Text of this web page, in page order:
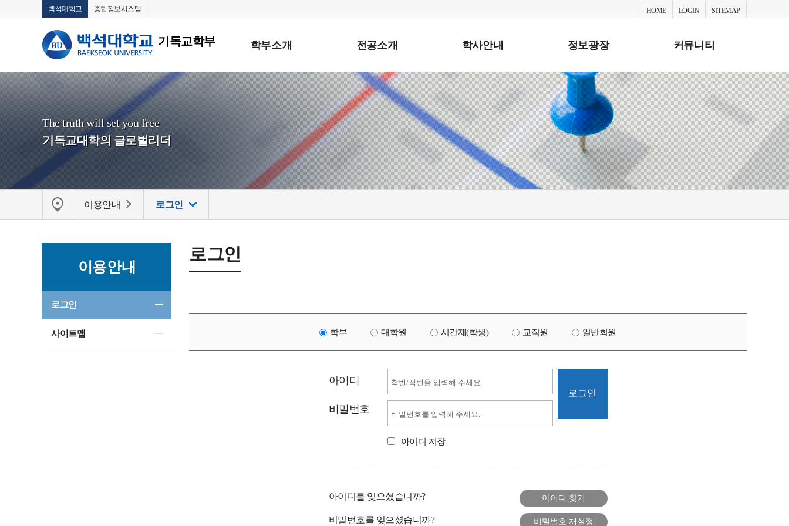
백석대학교 종합정보시스템
기독교학부
HOME LOGIN SITEMAP
학부소개 전공소개 학사안내 정보광장 커뮤니티
The truth will set you free
기독교대학의 글로벌리더
이용안내 로그인
이용안내
로그인
사이트맵
로그인
학부 대학원 시간제(학생) 교직원 일반회원
아이디
비밀번호
아이디 저장
아이디를 잊으셨습니까?
비밀번호를 잊으셨습니까?